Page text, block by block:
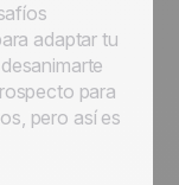
adaptar tu
para
pero así es